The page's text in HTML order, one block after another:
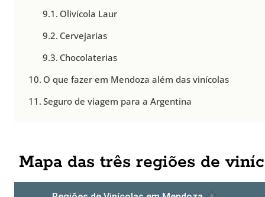
Olivícola Laur
Cervejarias
Chocolaterias
O que fazer em Mendoza além das vinícolas
Seguro de viagem para a Argentina
Mapa das três regiões de